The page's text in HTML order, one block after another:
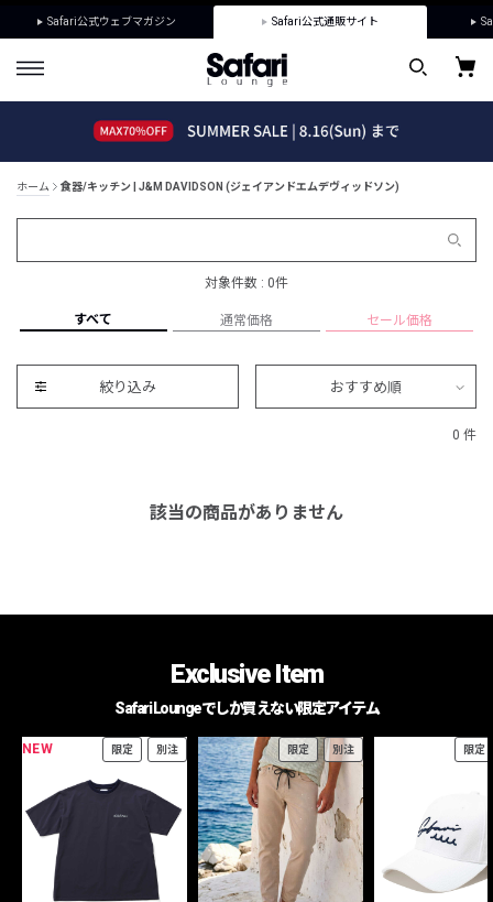
Safari公式ウェブマガジン Safari公式通販サイト
ホーム 食器/キッチン | J&M DAVIDSON (ジェイアンドエムデヴィッドソン)
対象件数 : 0件
すべて 通常価格 セール価格
絞り込み おすすめ順
0 件
該当の商品がありません
Exclusive Item
Safari Loungeでしか買えない限定アイテム
NEW 限定 別注 限定 別注 限定